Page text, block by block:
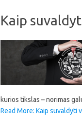
Kaip
kurios tikslas – norimas
Read More: Kaip suvaldyti